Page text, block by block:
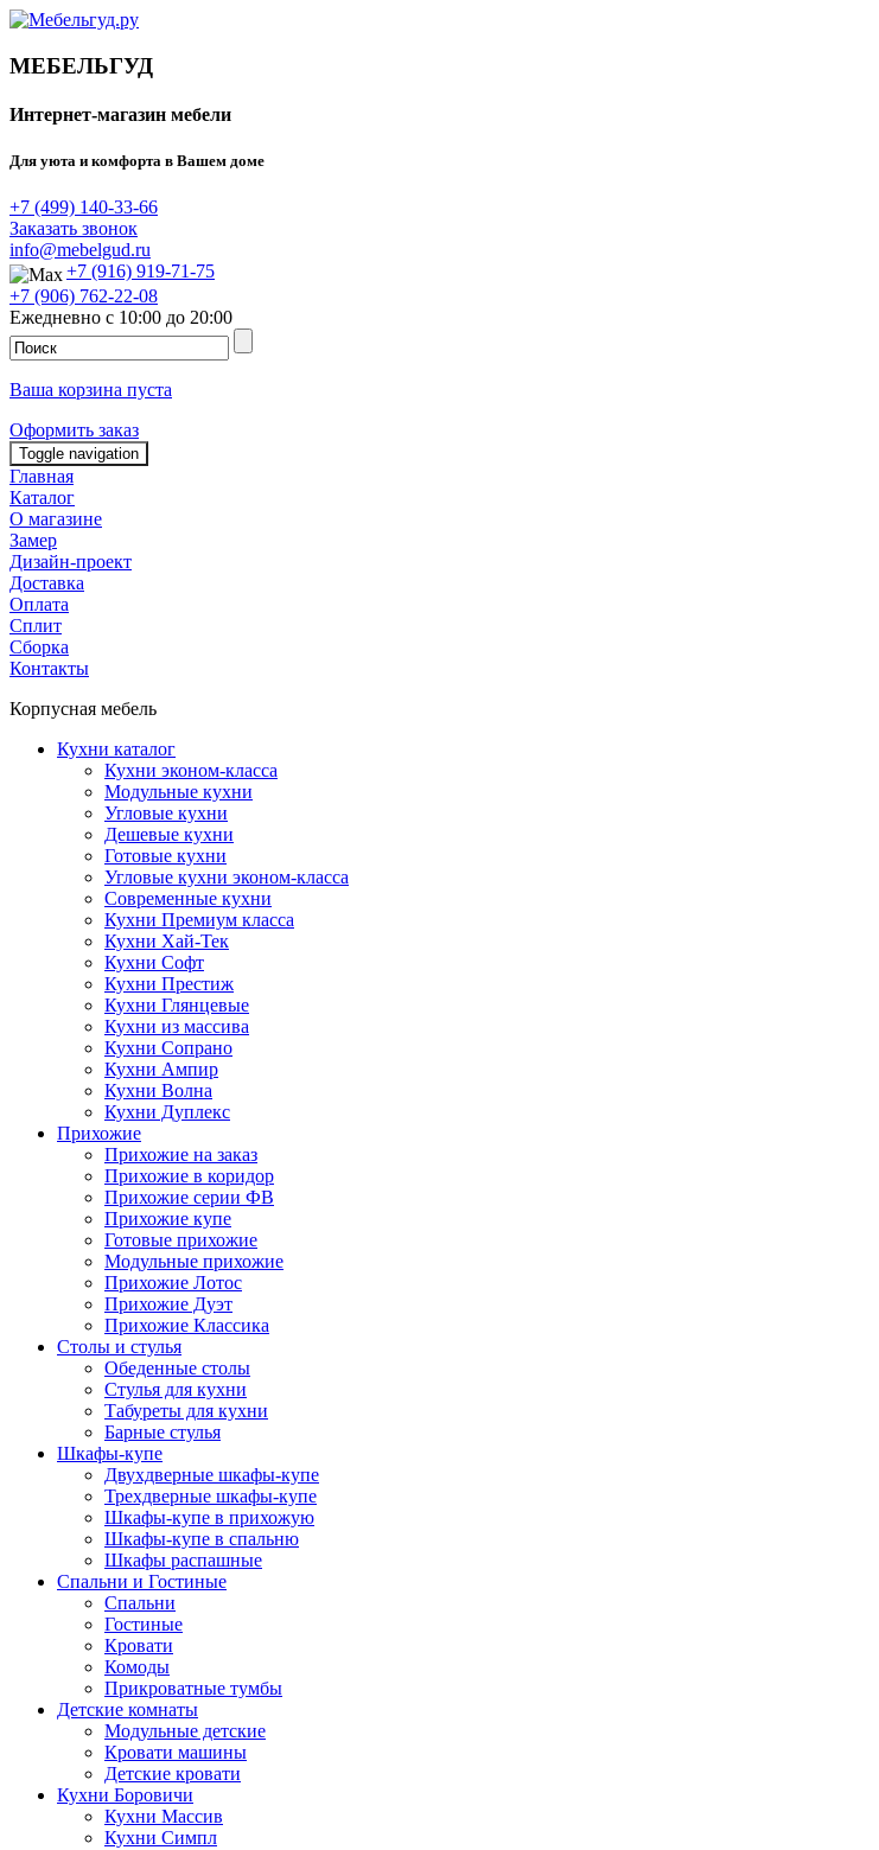
МЕБЕЛЬГУД
Интернет-магазин мебели
Для уюта и комфорта в Вашем доме
+7 (499) 140-33-66
Заказать звонок
info@mebelgud.ru
+7 (916) 919-71-75
+7 (906) 762-22-08
Ежедневно с 10:00 до 20:00
Ваша корзина пуста
Оформить заказ
Toggle navigation
Главная
Каталог
О магазине
Замер
Дизайн-проект
Доставка
Оплата
Сплит
Сборка
Контакты
Корпусная мебель
Кухни каталог
Кухни эконом-класса
Модульные кухни
Угловые кухни
Дешевые кухни
Готовые кухни
Угловые кухни эконом-класса
Современные кухни
Кухни Премиум класса
Кухни Хай-Тек
Кухни Софт
Кухни Престиж
Кухни Глянцевые
Кухни из массива
Кухни Сопрано
Кухни Ампир
Кухни Волна
Кухни Дуплекс
Прихожие
Прихожие на заказ
Прихожие в коридор
Прихожие серии ФВ
Прихожие купе
Готовые прихожие
Модульные прихожие
Прихожие Лотос
Прихожие Дуэт
Прихожие Классика
Столы и стулья
Обеденные столы
Стулья для кухни
Табуреты для кухни
Барные стулья
Шкафы-купе
Двухдверные шкафы-купе
Трехдверные шкафы-купе
Шкафы-купе в прихожую
Шкафы-купе в спальню
Шкафы распашные
Спальни и Гостиные
Спальни
Гостиные
Кровати
Комоды
Прикроватные тумбы
Детские комнаты
Модульные детские
Кровати машины
Детские кровати
Кухни Боровичи
Кухни Массив
Кухни Симпл